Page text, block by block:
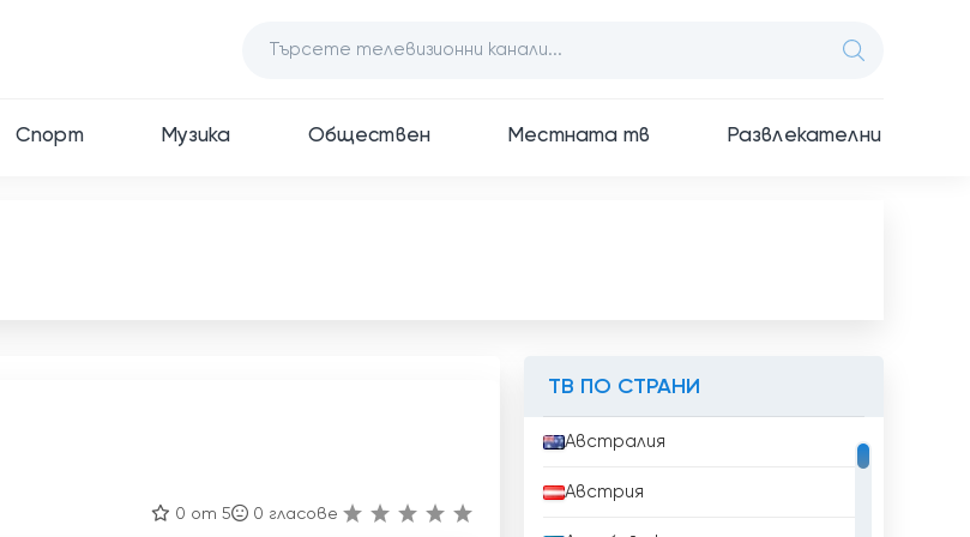
Спорт Музика Обществен Местната тв Развлекателни
0 от 5 0 гласове
ТВ ПО СТРАНИ
Австралия
Австрия